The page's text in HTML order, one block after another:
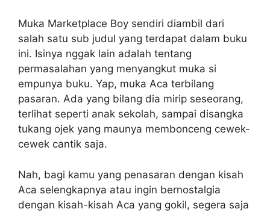
Muka Marketplace Boy sendiri diambil dari
salah satu sub judul yang terdapat dalam buku
ini. Isinya nggak lain adalah tentang
permasalahan yang menyangkut muka si
empunya buku. Yap, muka Aca terbilang
pasaran. Ada yang bilang dia mirip seseorang,
terlihat seperti anak sekolah, sampai disangka
tukang ojek yang maunya membonceng cewek-
cewek cantik saja.
Nah, bagi kamu yang penasaran dengan kisah
Aca selengkapnya atau ingin bernostalgia
dengan kisah-kisah Aca yang gokil, segera saja